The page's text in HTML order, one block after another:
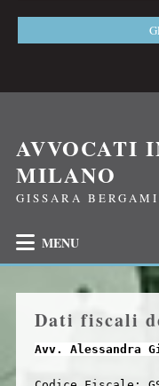
AVVOCATI
MILANO
GISSARA
MENU
Dati fiscali
Avv. Alessandra